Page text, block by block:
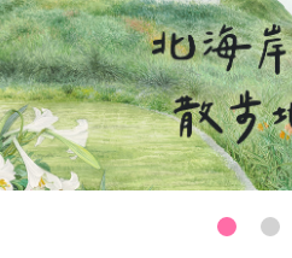
基隆-和平島公園